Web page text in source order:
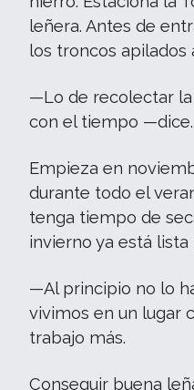
leñera. Antes de
los troncos apilados
—Lo de recolectar
con el tiempo —dice.
Empieza en
durante todo el
tenga tiempo de
invierno ya está lista
—Al principio no lo
vivimos en un lugar
trabajo más.
Conseguir buena